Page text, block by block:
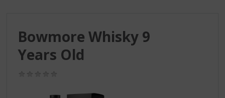
Bowmore Whisky 9
Years Old